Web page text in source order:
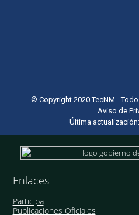
© Copyright 2020 TecNM -
Aviso de
Última
Enlaces
Participa
Publicaciones Oficiales